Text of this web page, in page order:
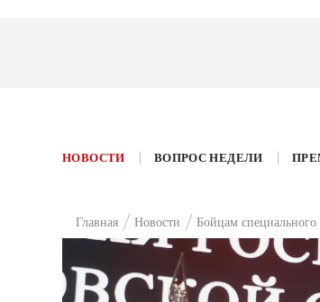
НОВОСТИ ВОПРОС НЕДЕЛИ
Главная Новости Бойцам специального